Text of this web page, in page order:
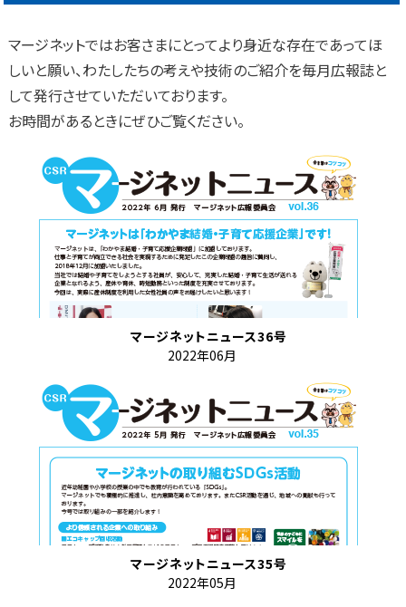
マージネットではお客さまにとってより身近な存在であってほ
しいと願い、わたしたちの考えや技術のご紹介を毎月広報誌と
して発行させていただいております。
お時間があるときにぜひご覧ください。
マージネットニュース36号
2022年06月
マージネットニュース35号
2022年05月